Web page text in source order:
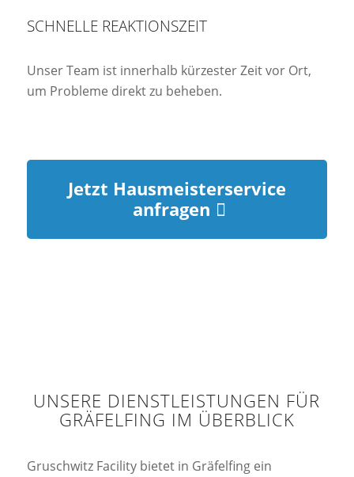
SCHNELLE REAKTIONSZEIT
Unser Team ist innerhalb kürzester Zeit vor Ort,
um Probleme direkt zu beheben.
Jetzt Hausmeisterservice
anfragen
UNSERE DIENSTLEISTUNGEN FÜR
GRÄFELFING IM ÜBERBLICK
Gruschwitz Facility bietet in Gräfelfing ein